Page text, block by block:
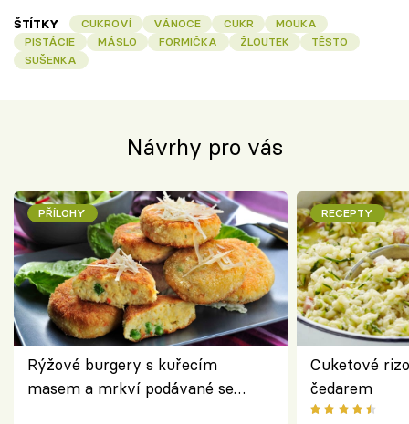
ŠTÍTKY CUKROVÍ VÁNOCE CUKR
MOUKA
PISTÁCIE
MÁSLO FORMIČKA ŽLOUTEK
TĚSTO
SUŠENKA
Návrhy pro vás
PŘÍLOHY
Rýžové burgery s kuřecím
masem a mrkví podávané se
RECEPTY
Cuketové
čedarem